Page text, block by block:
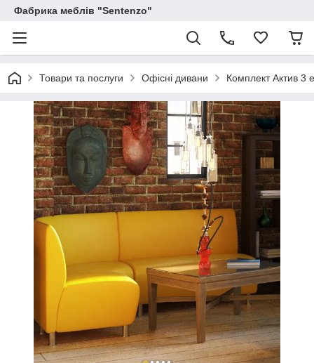
Фабрика меблів "Sentenzo"
Товари та послуги Офісні дивани Комплект Актив 3